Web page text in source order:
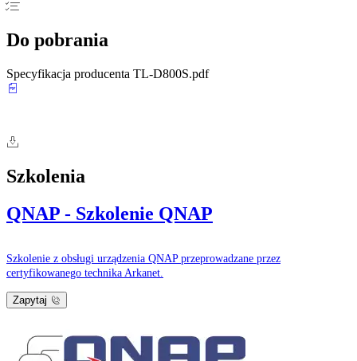
Do pobrania
Specyfikacja producenta TL-D800S.pdf
Szkolenia
QNAP - Szkolenie QNAP
Szkolenie z obsługi urządzenia QNAP przeprowadzane przez
certyfikowanego technika Arkanet.
Zapytaj